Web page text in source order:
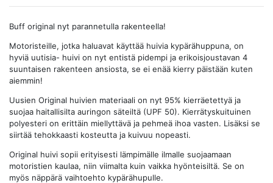
Buff original nyt parannetulla rakenteella!
Motoristeille, jotka haluavat käyttää huivia kypärähuppuna, on
hyviä uutisia- huivi on nyt entistä pidempi ja erikoisjoustavan 4
suuntaisen rakenteen ansiosta, se ei enää kierry päistään kuten
aiemmin!
Uusien Original huivien materiaali on nyt 95% kierräetettyä ja
suojaa haitallisilta auringon säteiltä (UPF 50). Kierrätyskuituinen
polyesteri on erittäin miellyttävä ja pehmeä ihoa vasten. Lisäksi se
siirtää tehokkaasti kosteutta ja kuivuu nopeasti.
Original huivi sopii erityisesti lämpimälle ilmalle suojaamaan
motoristien kaulaa, niin viimalta kuin vaikka hyönteisiltä. Se on
myös näppärä vaihtoehto kypärähupulle.